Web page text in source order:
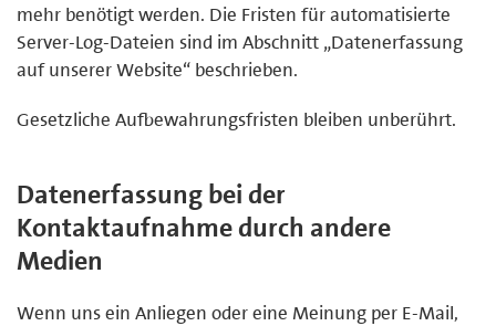
mehr benötigt werden. Die Fristen für automatisierte
Server-Log-Dateien sind im Abschnitt „Datenerfassung
auf unserer Website“ beschrieben.
Gesetzliche Aufbewahrungsfristen bleiben unberührt.
Datenerfassung bei der
Kontaktaufnahme durch andere
Medien
Wenn uns ein Anliegen oder eine Meinung per E-Mail,